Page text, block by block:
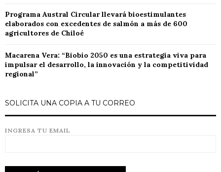
Programa Austral Circular llevará bioestimulantes
elaborados con excedentes de salmón a más de 600
agricultores de Chiloé
Macarena Vera: “Biobío 2050 es una estrategia viva para
impulsar el desarrollo, la innovación y la competitividad
regional”
SOLICITA UNA COPIA A TU CORREO
INGRESA TU EMAIL